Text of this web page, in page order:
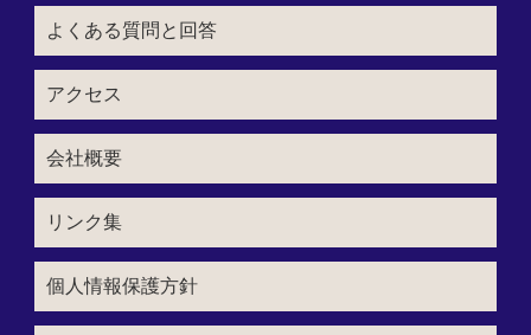
よくある質問と回答
アクセス
会社概要
リンク集
個人情報保護方針